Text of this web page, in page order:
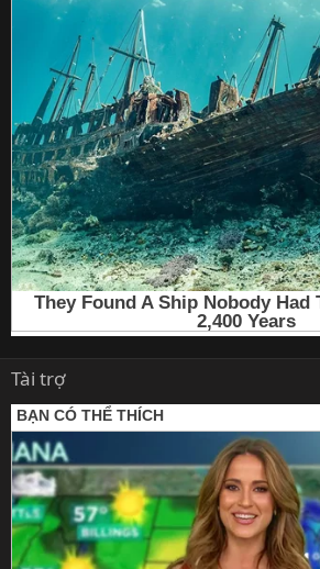
Tài trợ